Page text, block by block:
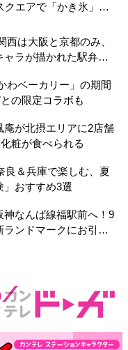
クエアで「かき氷」祭
は大阪と京都のみ、
ラが描かれた駅弁や
わベーカリー」の期間
の限定コラボも
庵が北摂エリアに2店舗
粧が食べられる
良＆兵庫で楽しむ、夏
」おすすめ3選
神なんば線福駅前へ！9
ンドマークにお引っ